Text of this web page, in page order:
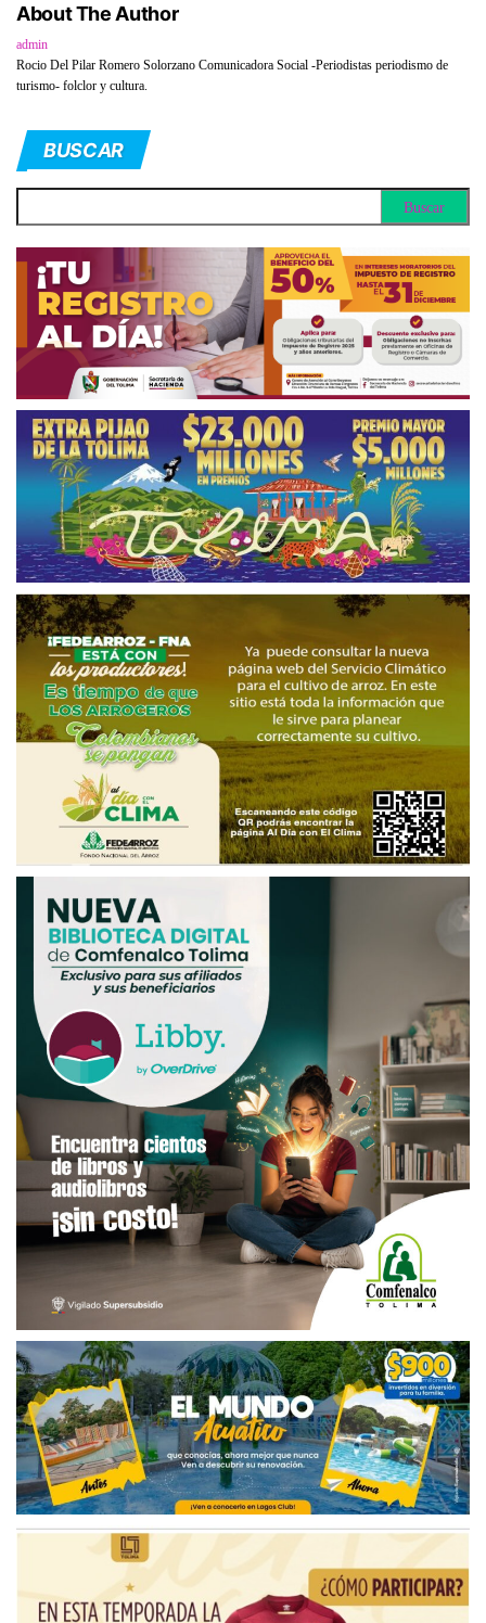
About The Author
admin
Rocio Del Pilar Romero Solorzano Comunicadora Social -Periodistas periodismo de
turismo- folclor y cultura.
BUSCAR